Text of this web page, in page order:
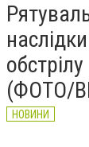
(ФОТО/
НОВИНИ